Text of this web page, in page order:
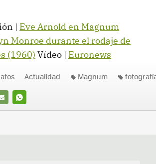
| Eve Arnold en Magnum
Monroe durante el rodaje de
(1960) Vídeo | Euronews
WHATSAPP
Actualidad Magnum